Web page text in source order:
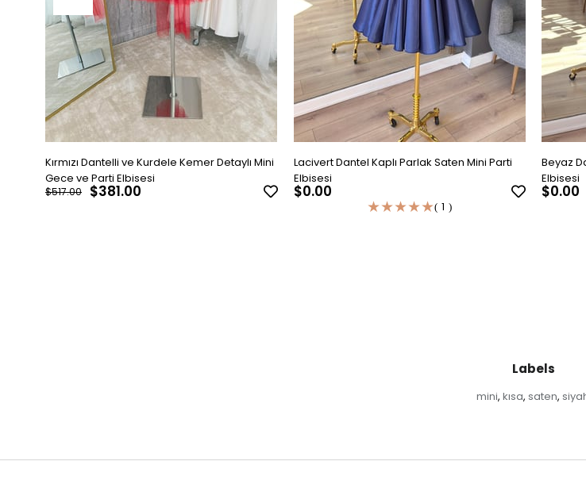
Kırmızı Dantelli ve Kurdele Kemer Detaylı Mini
Gece ve Parti Elbisesi
$381.00
$517.00
Lacivert Dantel Kaplı Parlak Saten Mini Parti
Elbisesi
$0.00
★★★★★ 1
Beyaz
Elbisesi
$0.00
Labels
mini, kısa, saten,